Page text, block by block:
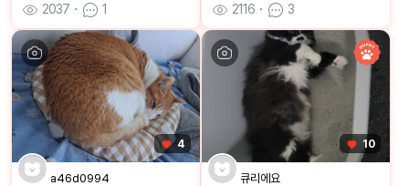
2037 ㆍ 1 2116 ㆍ 3
4
a46d0994
10
큐리에요